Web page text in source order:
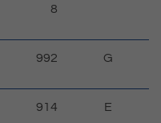
8
992 G
914 E